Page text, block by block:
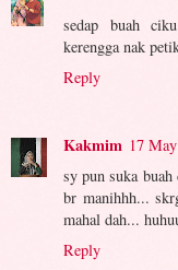
sedap buah
kerengga nak
Reply
Kakmim 17
sy pun suka
br manihhh...
mahal dah...
Reply